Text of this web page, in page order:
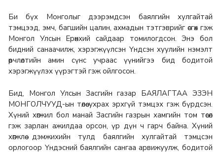
Би бүх Монголыг дээрэмдсэн баялгийн хулгайтай
тэмцээд, эмч, багшийн цалин, ахмадын тэтгэврийг өсгөх гэж
Монгол Улсын Ерөнхий сайдаар томилогдсон. Энэ бол
бидний санаачилж, хэрэгжүүлсэн Үндсэн хуулийн нэмэлт
өөрчлөлтийн амин сүнс учраас үүнийгээ бид бодитой
хэрэгжүүлэх үүрэгтэй гэж ойлгосон.
Бид, Монгол Улсын Засгийн газар БАЯЛАГТАА ЭЗЭН
МОНГОЛЧУУД-ын төлөө ухрах эрхгүй тэмцэх гэж бүрдсэн.
Хүний хөгжил бол манай Засгийн газрын хамгийн том төсөл
гэж зарлан ажилдаа орсон, үр дүн ч гарч байна. Хүний
хөгжлөө дэмжихийн тулд баялгийн хулгайтай тэмцсэн
орлогоор Үндэсний баялгийн сангаа арвижуулж, бодитой